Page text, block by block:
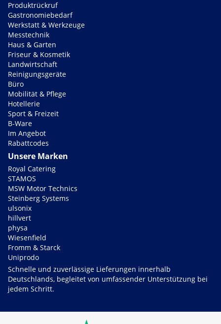
Produktrückruf
Gastronomiebedarf
Werkstatt & Werkzeuge
Messtechnik
Haus & Garten
Friseur & Kosmetik
Landwirtschaft
Reinigungsgeräte
Büro
Mobilität & Pflege
Hotellerie
Sport & Freizeit
B-Ware
Im Angebot
Rabattcodes
Unsere Marken
Royal Catering
STAMOS
MSW Motor Technics
Steinberg Systems
ulsonix
hillvert
physa
Wiesenfield
Fromm & Starck
Uniprodo
Schnelle und zuverlässige Lieferungen innerhalb
Deutschlands, begleitet von umfassender Unterstützung bei
jedem Schritt.